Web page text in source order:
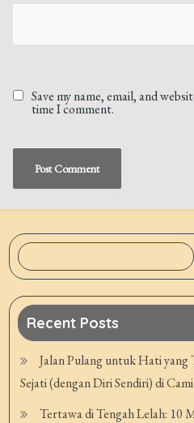
Save my name, email, and
time I comment.
Recent Posts
Jalan Pulang untuk Hati
Sejati (dengan Diri Sendiri) di
Tertawa di Tengah Lelah: 10